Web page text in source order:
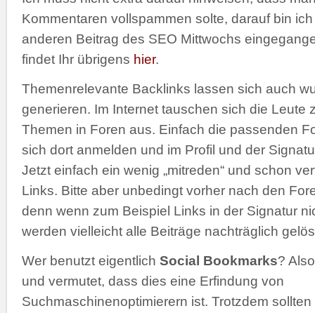
Kommentaren vollspammen solte, darauf bin
anderen Beitrag des SEO Mittwochs
findet Ihr übrigens hier.
Themenrelevante Backlinks lassen sich auch
generieren. Im Internet tauschen sich die Leute
Themen in Foren aus. Einfach die passenden
sich dort anmelden und im Profil und der
Jetzt einfach ein wenig „mitreden“ und schon
Links. Bitte aber unbedingt vorher nach den
denn wenn zum Beispiel Links in der Signatur
werden vielleicht alle Beiträge nachträglich
Wer benutzt eigentlich Social Bookmarks?
und vermutet, dass dies eine Erfindung von
Suchmaschinenoptimierern ist. Trotzdem